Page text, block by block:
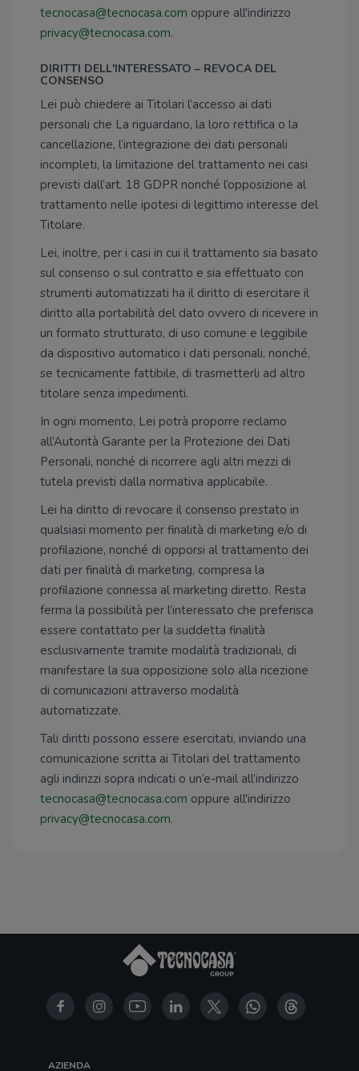
tecnocasa@tecnocasa.com oppure all'indirizzo
privacy@tecnocasa.com.
DIRITTI DELL'INTERESSATO – REVOCA DEL
CONSENSO
Lei può chiedere ai Titolari l’accesso ai dati
personali che La riguardano, la loro rettifica o la
cancellazione, l’integrazione dei dati personali
incompleti, la limitazione del trattamento nei casi
previsti dall’art. 18 GDPR nonché l’opposizione al
trattamento nelle ipotesi di legittimo interesse del
Titolare.
Lei, inoltre, per i casi in cui il trattamento sia basato
sul consenso o sul contratto e sia effettuato con
strumenti automatizzati ha il diritto di esercitare il
diritto alla portabilità del dato ovvero di ricevere in
un formato strutturato, di uso comune e leggibile
da dispositivo automatico i dati personali, nonché,
se tecnicamente fattibile, di trasmetterli ad altro
titolare senza impedimenti.
In ogni momento, Lei potrà proporre reclamo
all’Autorità Garante per la Protezione dei Dati
Personali, nonché di ricorrere agli altri mezzi di
tutela previsti dalla normativa applicabile.
Lei ha diritto di revocare il consenso prestato in
qualsiasi momento per finalità di marketing e/o di
profilazione, nonché di opporsi al trattamento dei
dati per finalità di marketing, compresa la
profilazione connessa al marketing diretto. Resta
ferma la possibilità per l’interessato che preferisca
essere contattato per la suddetta finalità
esclusivamente tramite modalità tradizionali, di
manifestare la sua opposizione solo alla ricezione
di comunicazioni attraverso modalità
automatizzate.
Tali diritti possono essere esercitati, inviando una
comunicazione scritta ai Titolari del trattamento
agli indirizzi sopra indicati o un’e-mail all’indirizzo
tecnocasa@tecnocasa.com oppure all'indirizzo
privacy@tecnocasa.com.
AZIENDA